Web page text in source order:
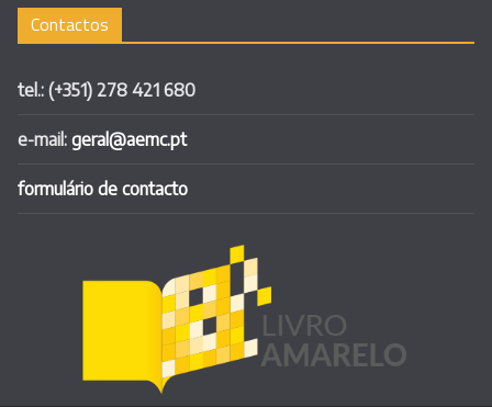
Contactos
tel.: (+351) 278 421 680
e-mail: geral@aemc.pt
formulário de contacto